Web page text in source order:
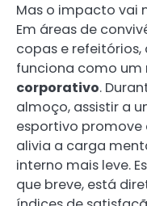
Mas o impacto vai
Em áreas de
copas e
funciona como um
corporativo.
almoço, assistir a
esportivo promove
alivia a carga
interno mais leve.
que breve, está